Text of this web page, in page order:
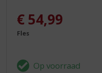
€ 54,99
Fles